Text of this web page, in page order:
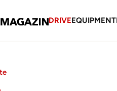
DRIVEEQUIPMENT